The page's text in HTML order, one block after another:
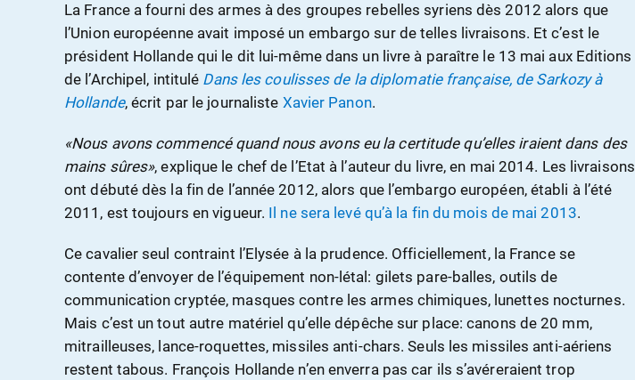
La France a fourni des armes à des groupes rebelles syriens dès 2012 alors que
l’Union européenne avait imposé un embargo sur de telles livraisons. Et c’est le
président Hollande qui le dit lui-même dans un livre à paraître le 13 mai aux Editions
de l’Archipel, intitulé Dans les coulisses de la diplomatie française, de Sarkozy à
Hollande, écrit par le journaliste Xavier Panon.
«Nous avons commencé quand nous avons eu la certitude qu’elles iraient dans des
mains sûres», explique le chef de l’Etat à l’auteur du livre, en mai 2014. Les livraisons
ont débuté dès la fin de l’année 2012, alors que l’embargo européen, établi à l’été
2011, est toujours en vigueur. Il ne sera levé qu’à la fin du mois de mai 2013.
Ce cavalier seul contraint l’Elysée à la prudence. Officiellement, la France se
contente d’envoyer de l’équipement non-létal: gilets pare-balles, outils de
communication cryptée, masques contre les armes chimiques, lunettes nocturnes.
Mais c’est un tout autre matériel qu’elle dépêche sur place: canons de 20 mm,
mitrailleuses, lance-roquettes, missiles anti-chars. Seuls les missiles anti-aériens
restent tabous. François Hollande n’en enverra pas car ils s’avéreraient trop